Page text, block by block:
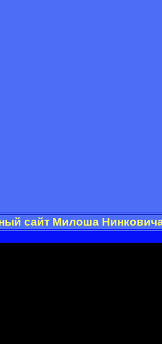
сайт Милоша Нинковича